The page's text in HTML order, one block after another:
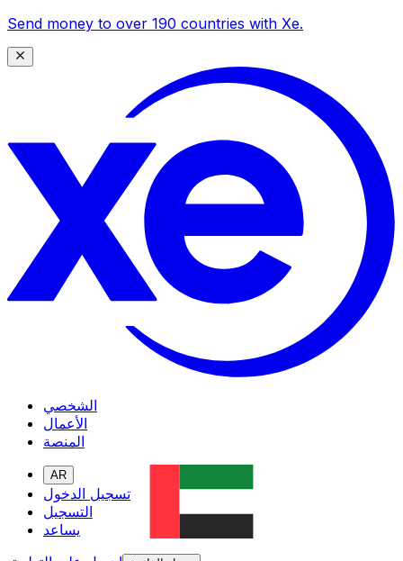
Send money to over 190 countries with Xe.
الشخصي
الأعمال
المنصة
AR
تسجيل الدخول
التسجيل
يساعد